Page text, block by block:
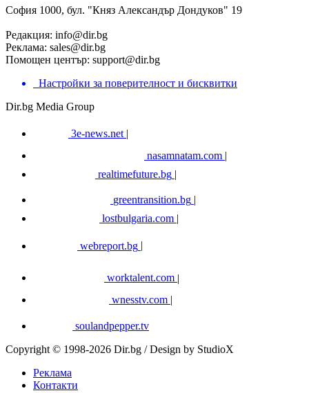
София 1000, бул. "Княз Александър Дондуков" 19
Редакция: info@dir.bg
Реклама: sales@dir.bg
Помощен център: support@dir.bg
Настройки за поверителност и бисквитки
Dir.bg Media Group
3e-news.net |
nasamnatam.com |
realtimefuture.bg |
greentransition.bg |
lostbulgaria.com |
webreport.bg
worktalent.com |
wnesstv.com |
soulandpepper.tv
Copyright © 1998-2026 Dir.bg / Design by StudioX
Реклама
Контакти